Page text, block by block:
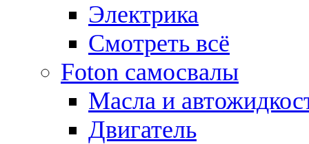
Электрика
Смотреть всё
Foton самосвалы
Масла и
Двигатель